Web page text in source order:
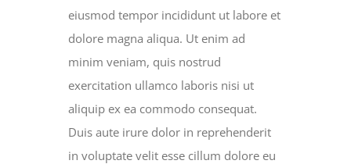
eiusmod tempor incididunt ut labore et
dolore magna aliqua. Ut enim ad
minim veniam, quis nostrud
exercitation ullamco laboris nisi ut
aliquip ex ea commodo consequat.
Duis aute irure dolor in reprehenderit
in voluptate velit esse cillum dolore eu